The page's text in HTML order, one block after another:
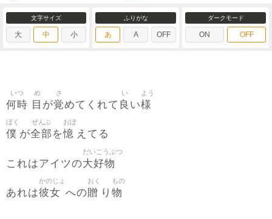
文字サイズ
大 中 小
ふりがな
あ A OFF
ダークモード
ON OFF
何時
いつ
目
め
が覚
さ
めてくれて 良
い
い様
よう
僕
ぼく
が全部
ぜんぶ
を憶
おぼ
えてる
これはアイツの大好物
だいこうぶつ
あれは彼女
かのじょ
への贈
おく
り 物
もの